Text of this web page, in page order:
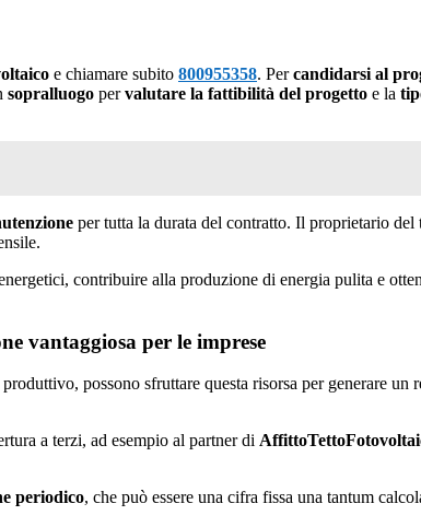
e chiamare subito 800955358. Percandidarsi al
sopralluogo pervalutare la fattibilità del progetto e la
per tutta la durata del contratto. Il proprietario del
contribuire alla produzione di energia pulita e
vantaggiosa per le imprese
possono sfruttare questa risorsa per generare un
a terzi, ad esempio al partner di
periodico, che può essere una cifra fissa una tantum